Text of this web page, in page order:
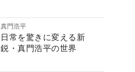
真門浩平
日常を驚きに変える新
鋭・真門浩平の世界